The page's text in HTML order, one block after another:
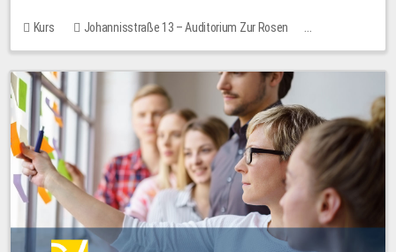
Kurs
Johannisstraße 13 – Auditorium Zur Rosen
Keine freien Plätze